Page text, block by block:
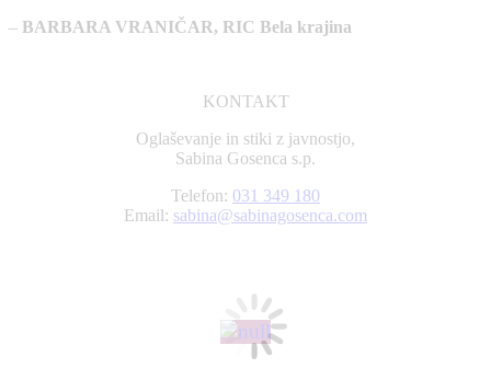
– BARBARA VRANIČAR, RIC Bela krajina
KONTAKT
Oglaševanje in stiki z javnostjo,
Sabina Gosenca s.p.
Telefon: 031 349 180
Email: sabina@sabinagosenca.com